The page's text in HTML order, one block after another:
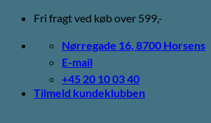
Fortsæt
indhold
Fri fragt ved køb over 599,-
Nørregade 16, 8700 Horsens
E-mail
+45 20 10 03 40
Tilmeld kundeklubben